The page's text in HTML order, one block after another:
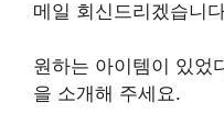
메일 회신드리겠습니
원하는 아이템이 있었
을 소개해 주세요.